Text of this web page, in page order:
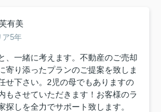
有美
ア5年
、一緒に考えます。不動産のご売却
寄り添ったプランのご提案を致しま
せ下さい。2児の母でもありますの
もさせていただきます！お客様のラ
探しを全力でサポート致します。